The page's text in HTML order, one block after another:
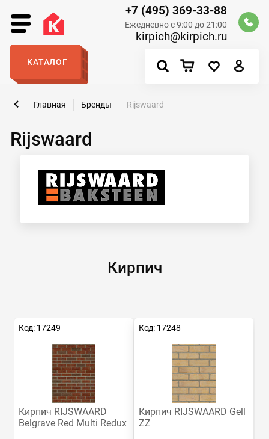
+7 (495) 369-33-88
Ежедневно с 9:00 до 21:00
kirpich@kirpich.ru
КАТАЛОГ
Rijswaard
Главная Бренды Rijswaard
Кирпич
Код: 17249
Кирпич RIJSWAARD
Belgrave Red Multi Redux
Код: 17248
Кирпич RIJSWAARD Gell
ZZ